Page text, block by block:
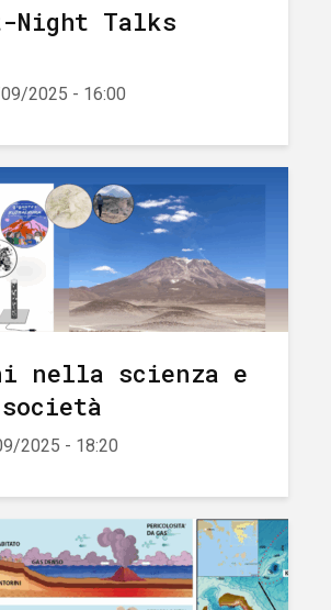
Night Talks
2025 - 16:00
nella scienza e
2025 - 18:20